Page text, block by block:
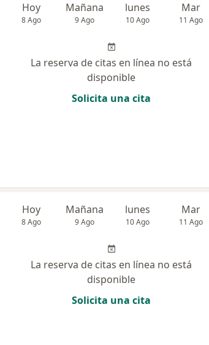
Hoy
8 Ago
Mañana
9 Ago
lunes
10 Ago
Mar
11 Ago
La reserva de citas en línea no está
disponible
Solicita una cita
Hoy
8 Ago
Mañana
9 Ago
lunes
10 Ago
Mar
11 Ago
La reserva de citas en línea no está
disponible
Solicita una cita